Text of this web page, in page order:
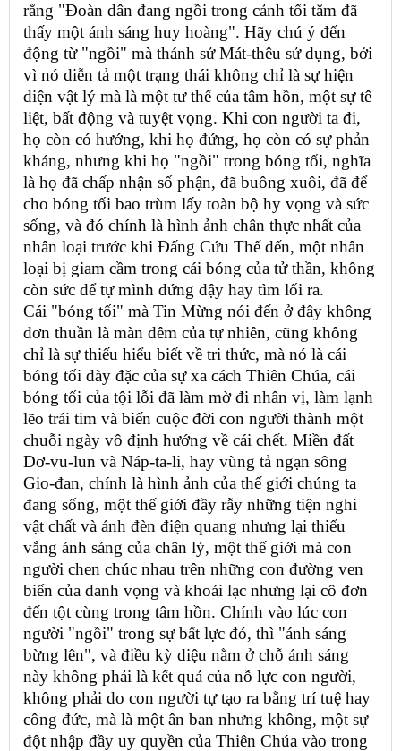
rằng "Đoàn dân đang ngồi trong cảnh tối tăm đã
thấy một ánh sáng huy hoàng". Hãy chú ý đến
động từ "ngồi" mà thánh sử Mát-thêu sử dụng, bởi
vì nó diễn tả một trạng thái không chỉ là sự hiện
diện vật lý mà là một tư thế của tâm hồn, một sự tê
liệt, bất động và tuyệt vọng. Khi con người ta đi,
họ còn có hướng, khi họ đứng, họ còn có sự phản
kháng, nhưng khi họ "ngồi" trong bóng tối, nghĩa
là họ đã chấp nhận số phận, đã buông xuôi, đã để
cho bóng tối bao trùm lấy toàn bộ hy vọng và sức
sống, và đó chính là hình ảnh chân thực nhất của
nhân loại trước khi Đấng Cứu Thế đến, một nhân
loại bị giam cầm trong cái bóng của tử thần, không
còn sức để tự mình đứng dậy hay tìm lối ra.
Cái "bóng tối" mà Tin Mừng nói đến ở đây không
đơn thuần là màn đêm của tự nhiên, cũng không
chỉ là sự thiếu hiểu biết về tri thức, mà nó là cái
bóng tối dày đặc của sự xa cách Thiên Chúa, cái
bóng tối của tội lỗi đã làm mờ đi nhân vị, làm lạnh
lẽo trái tim và biến cuộc đời con người thành một
chuỗi ngày vô định hướng về cái chết. Miền đất
Dơ-vu-lun và Náp-ta-li, hay vùng tả ngạn sông
Gio-đan, chính là hình ảnh của thế giới chúng ta
đang sống, một thế giới đầy rẫy những tiện nghi
vật chất và ánh đèn điện quang nhưng lại thiếu
vắng ánh sáng của chân lý, một thế giới mà con
người chen chúc nhau trên những con đường ven
biển của danh vọng và khoái lạc nhưng lại cô đơn
đến tột cùng trong tâm hồn. Chính vào lúc con
người "ngồi" trong sự bất lực đó, thì "ánh sáng
bừng lên", và điều kỳ diệu nằm ở chỗ ánh sáng
này không phải là kết quả của nỗ lực con người,
không phải do con người tự tạo ra bằng trí tuệ hay
công đức, mà là một ân ban nhưng không, một sự
đột nhập đầy uy quyền của Thiên Chúa vào trong